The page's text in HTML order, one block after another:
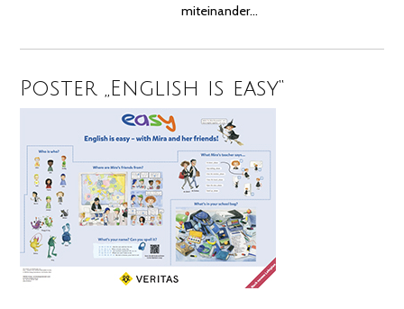
miteinander…
Poster „English is easy“